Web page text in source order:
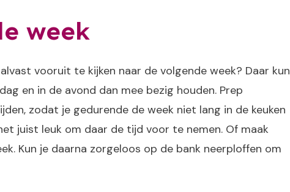
week
vooruit te kijken naar de volgende week? Daar kun
en in de avond dan mee bezig houden. Prep
zodat je gedurende de week niet lang in de keuken
juist leuk om daar de tijd voor te nemen. Of maak
Kun je daarna zorgeloos op de bank neerploffen om